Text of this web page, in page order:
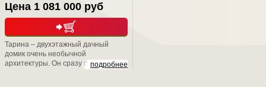
Цена 1 081 000 руб
подробнее
Тарина – двухэтажный дачный
домик очень необычной
архитектуры. Он сразу привлекает